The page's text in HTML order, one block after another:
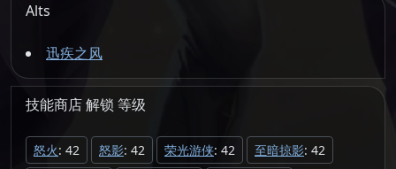
Alts
迅疾之风
技能商店解锁 等级
怒火: 42 怒影: 42 荣光游侠: 42 至暗掠影: 42